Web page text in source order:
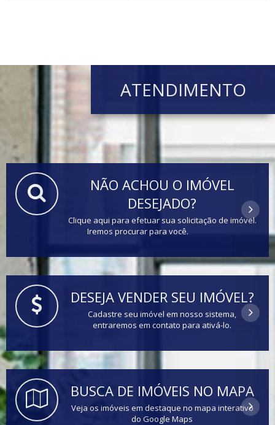
ATENDIMENTO
NÃO ACHOU O IMÓVEL
DESEJADO?
Clique aqui para efetuar sua solicitação de imóvel.
Iremos procurar para você.
DESEJA VENDER SEU IMÓVEL?
Cadastre seu imóvel em nosso sistema,
entraremos em contato para ativá-lo.
BUSCA DE IMÓVEIS NO MAPA
Veja os imóveis em destaque no mapa interativo
do Google Maps